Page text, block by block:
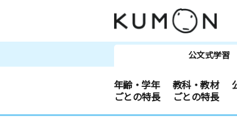
公文式学習
年齢・学年
ごとの特長
教科・教材
ごとの特長